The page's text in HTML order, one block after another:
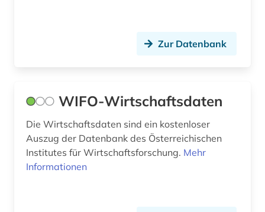
Zur Datenbank
WIFO-Wirtschaftsdaten
Die Wirtschaftsdaten sind ein kostenloser
Auszug der Datenbank des Österreichischen
Institutes für Wirtschaftsforschung. Mehr
Informationen